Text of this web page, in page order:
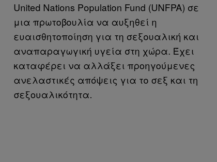
United Nations Population Fund (UNFPA) σε
μια πρωτοβουλία να αυξηθεί η
ευαισθητοποίηση για τη σεξουαλική και
αναπαραγωγική υγεία στη χώρα. Έχει
καταφέρει να αλλάξει προηγούμενες
ανελαστικές απόψεις για το σεξ και τη
σεξουαλικότητα.